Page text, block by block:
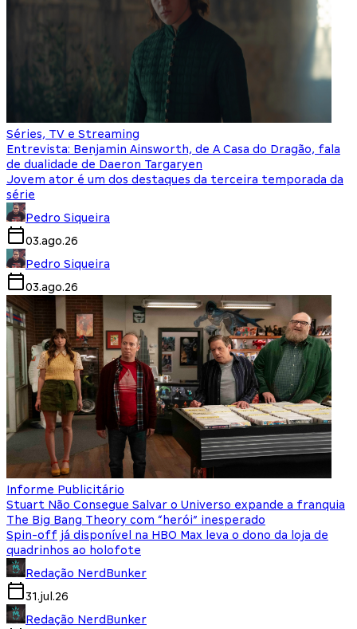
Séries, TV e Streaming
Entrevista: Benjamin Ainsworth, de A Casa do Dragão, fala
de dualidade de Daeron Targaryen
Jovem ator é um dos destaques da terceira temporada da
série
Pedro Siqueira
03.ago.26
Pedro Siqueira
03.ago.26
Informe Publicitário
Stuart Não Consegue Salvar o Universo expande a franquia
The Big Bang Theory com “herói” inesperado
Spin-off já disponível na HBO Max leva o dono da loja de
quadrinhos ao holofote
Redação NerdBunker
31.jul.26
Redação NerdBunker